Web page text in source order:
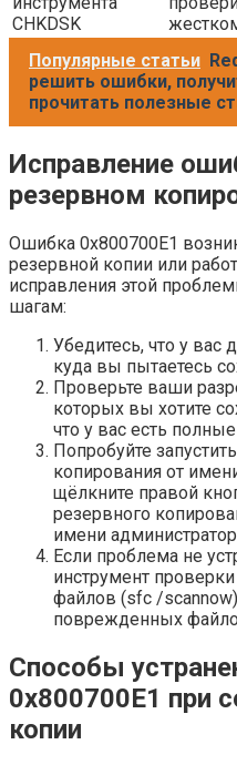
CHKDSK
Популярные статьи
решить ошибки,
прочитать полезные
Исправление
резервном
Ошибка 0x800700E1
резервной копии или
исправления этой
шагам:
Убедитесь, что у вас
куда вы пытаетесь
Проверьте ваши
которых вы хотите
что у вас есть
Попробуйте
копирования от
щёлкните правой
резервного
имени
Если проблема не
инструмент
файлов (sfc /
поврежденных
Способы
0x800700E1 при
копии